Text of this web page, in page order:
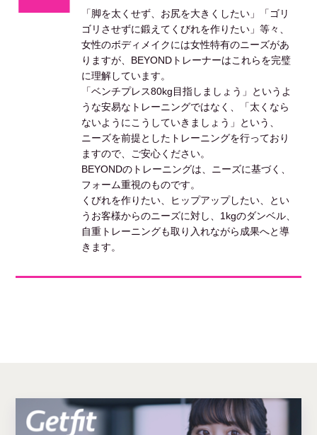
「脚を太くせず、お尻を大きくしたい」「ゴリ
ゴリさせずに鍛えてくびれを作りたい」等々、
女性のボディメイクには女性特有のニーズがあ
りますが、BEYONDトレーナーはこれらを完璧
に理解しています。
「ベンチプレス80kg目指しましょう」というよ
うな安易なトレーニングではなく、「太くなら
ないようにこうしていきましょう」という、
ニーズを前提としたトレーニングを行っており
ますので、ご安心ください。
BEYONDのトレーニングは、ニーズに基づく、
フォーム重視のものです。
くびれを作りたい、ヒップアップしたい、とい
うお客様からのニーズに対し、1kgのダンベル、
自重トレーニングも取り入れながら成果へと導
きます。